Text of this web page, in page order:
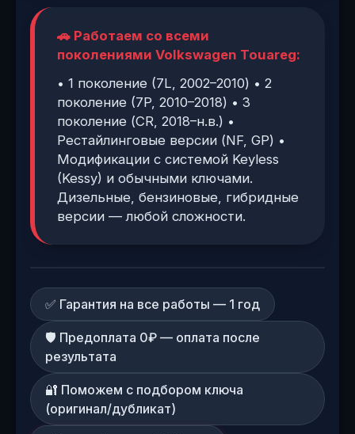
🚗 Работаем со всеми
поколениями Volkswagen Touareg:
• 1 поколение (7L, 2002–2010) • 2
поколение (7P, 2010–2018) • 3
поколение (CR, 2018–н.в.) •
Рестайлинговые версии (NF, GP) •
Модификации с системой Keyless
(Kessy) и обычными ключами.
Дизельные, бензиновые, гибридные
версии — любой сложности.
✅ Гарантия на все работы — 1 год
🛡️ Предоплата 0₽ — оплата после
результата
🔐 Поможем с подбором ключа
(оригинал/дубликат)